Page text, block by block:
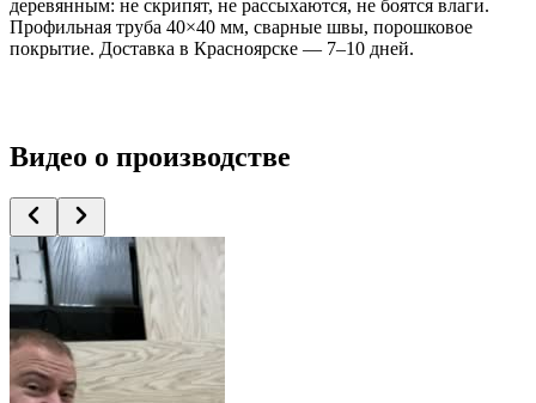
деревянным: не скрипят, не рассыхаются, не боятся влаги.
Профильная труба 40×40 мм, сварные швы, порошковое
покрытие. Доставка в Красноярске — 7–10 дней.
Видео о производстве